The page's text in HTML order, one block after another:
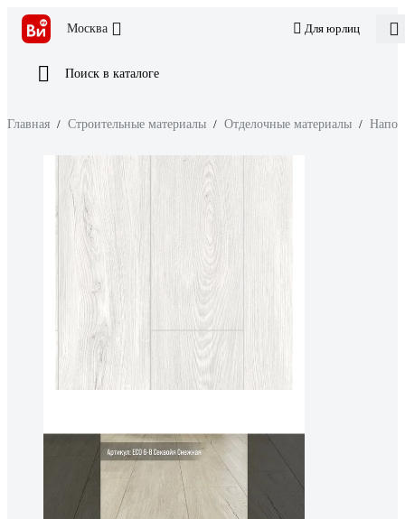
Москва Для юрлиц
Поиск в каталоге
Главная / Строительные материалы / Отделочные материалы /